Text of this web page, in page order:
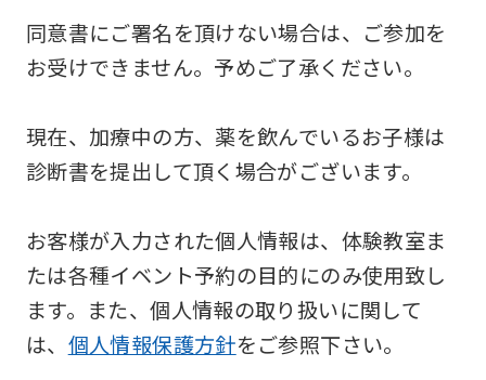
同意書にご署名を頂けない場合は、ご参加を
お受けできません。予めご了承ください。
現在、加療中の方、薬を飲んでいるお子様は
診断書を提出して頂く場合がございます。
お客様が入力された個人情報は、体験教室ま
たは各種イベント予約の目的にのみ使用致し
ます。また、個人情報の取り扱いに関して
は、 個人情報保護方針をご参照下さい。
of
this
website
will
be
translated
mechanically,
so
it
may
not